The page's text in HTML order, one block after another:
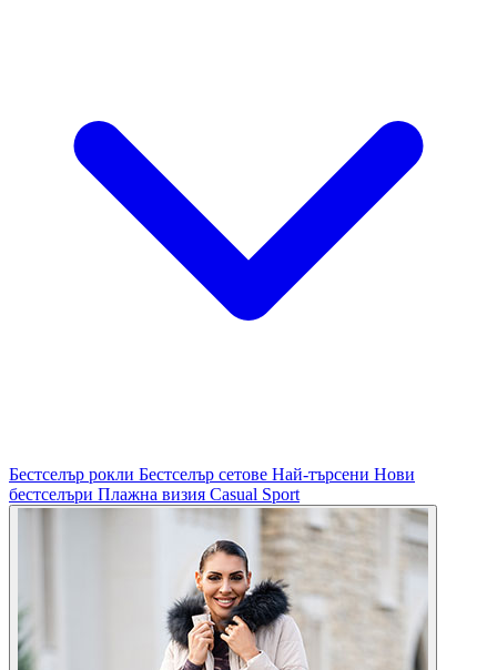
Бестселър рокли Бестселър сетове Най-търсени Нови
бестселъри Плажна визия Casual Sport